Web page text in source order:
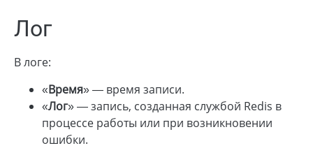
Лог
В логе:
«Время» — время записи.
«Лог» — запись, созданная службой Redis в
процессе работы или при возникновении
ошибки.